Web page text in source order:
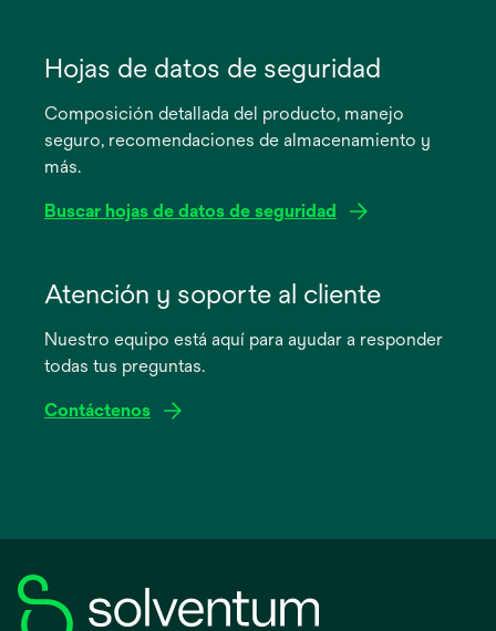
abre
pestaña
nueva
Hojas de datos de seguridad
Composición detallada del producto, manejo
seguro, recomendaciones de almacenamiento y
más.
Buscar hojas de datos de seguridad
abre
pestaña
Atención y soporte al cliente
Nuestro equipo está aquí para ayudar a responder
todas tus preguntas.
Contáctenos